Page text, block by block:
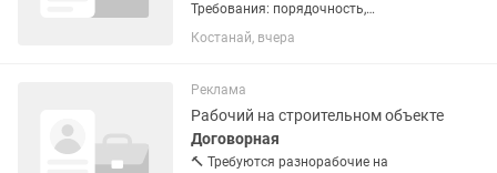
Требования: порядочность,
трудолюбие, честность,
внимательность, знание техники,
Высокая заработная плата,
официальное...
Костанай, вчера
Реклама
Рабочий на строительном объекте
Договорная
🔨 Требуются разнорабочие на